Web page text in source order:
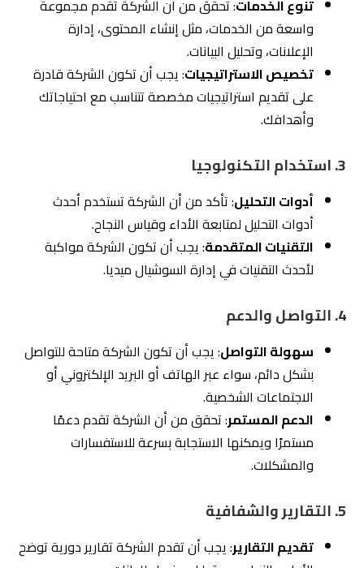
الاجتماعات الشخصية.
الدعم المستمر: تحقق من أن الشركة تقدم دعمًا
مستمرًا ويمكنها الاستجابة بسرعة للاستفسارات
والمشكلات.
التقارير والشفافية
تقديم التقارير: يجب أن تقدم الشركة تقارير دورية توضح
الأداء والنجاح، مع تحليل مفصل للبيانات.
الشفافية: تأكد من أن الشركة شفافة في تعاملاتها
وتوضح لك كل الخطوات والإجراءات المتخذة.
هذه المعايير تساعدك في اختيار الشركة الأنسب لإدارة حسابات
السعودي.
كيفية إدارة حسابات التواصل الاجتماعي
بالسعودية
تُعَدّ
حسابات التواصل الاجتماعي في السعودية من الضرورات
فهم عميق لسلوكيات المستهلكين السعوديين واهتماماتهم.
يشمل ذلك وضع استراتيجيات تسويقية فعّالة تتناسب مع
الثقافة المحلية،